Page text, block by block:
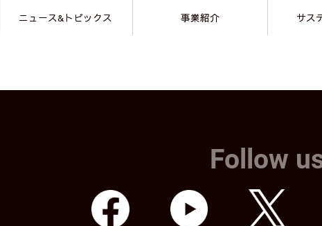
ニュース&トピックス 事業紹介 サス
Follow